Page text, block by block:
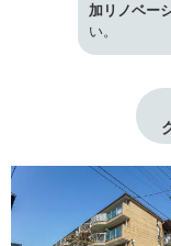
加リノベー
い。